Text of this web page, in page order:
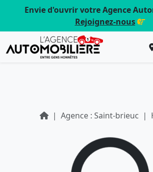
Envie d'ouvrir votre Agence
Rejoignez-nous
Agence : Saint-brieuc